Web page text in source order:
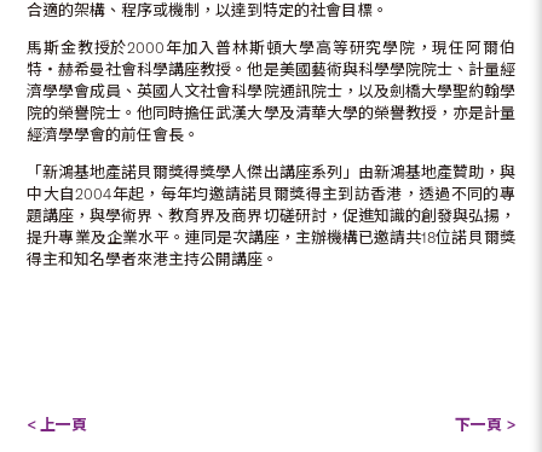
合適的架構、程序或機制，以達到特定的社會目標。
馬斯金教授於2000年加入普林斯頓大學高等研究學院，現任阿爾伯
特‧赫希曼社會科學講座教授。他是美國藝術與科學學院院士、計量經
濟學學會成員、英國人文社會科學院通訊院士，以及劍橋大學聖約翰學
院的榮譽院士。他同時擔任武漢大學及清華大學的榮譽教授，亦是計量
經濟學學會的前任會長。
「新鴻基地產諾貝爾獎得獎學人傑出講座系列」由新鴻基地產贊助，與
中大自2004年起，每年均邀請諾貝爾獎得主到訪香港，透過不同的專
題講座，與學術界、教育界及商界切磋研討，促進知識的創發與弘揚，
提升專業及企業水平。連同是次講座，主辦機構已邀請共18位諾貝爾獎
得主和知名學者來港主持公開講座。
< 上一頁 下一頁 >